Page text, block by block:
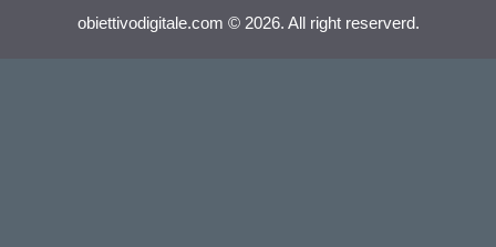
obiettivodigitale.com © 2026. All right reserverd.